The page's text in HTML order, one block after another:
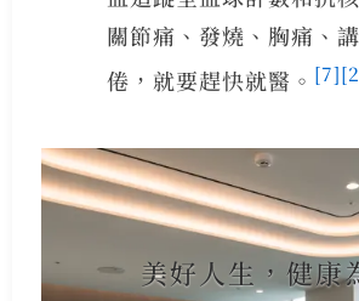
關節痛、發燒、胸痛、
倦，就要趕快就醫。 [7]
美好人生，健康